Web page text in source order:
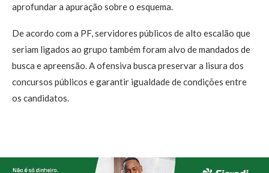
aprofundar a apuração sobre o esquema.
De acordo com a PF, servidores públicos de alto escalão que
seriam ligados ao grupo também foram alvo de mandados de
busca e apreensão. A ofensiva busca preservar a lisura dos
concursos públicos e garantir igualdade de condições entre
os candidatos.